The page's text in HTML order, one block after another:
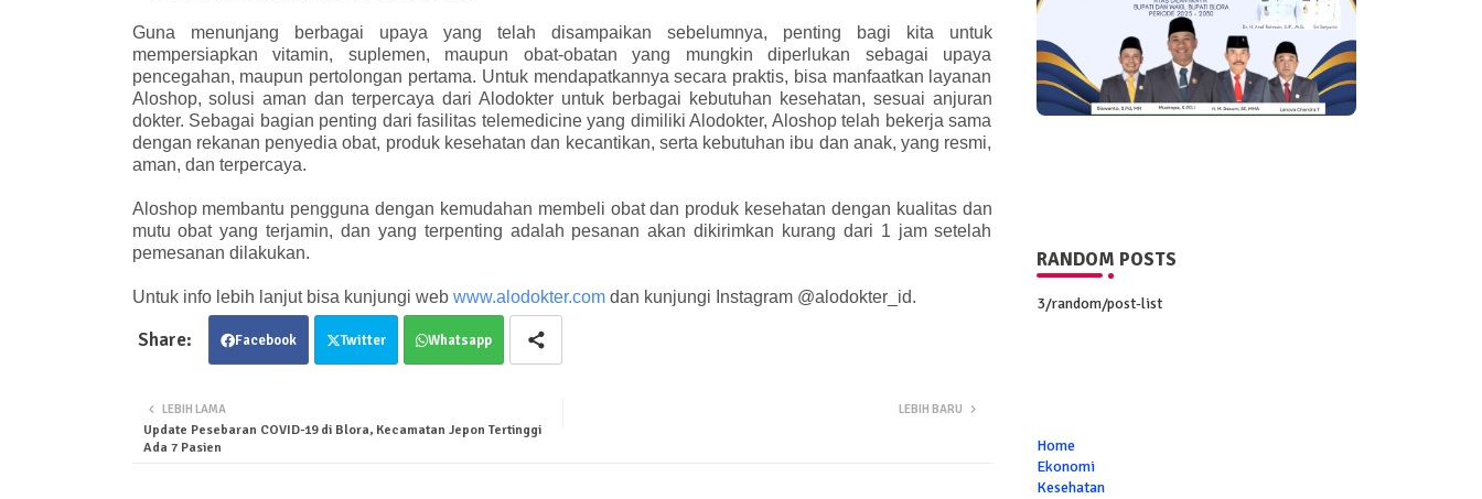
Guna menunjang berbagai upaya yang telah disampaikan sebelumnya, penting bagi kita untuk
mempersiapkan vitamin, suplemen, maupun obat-obatan yang mungkin diperlukan sebagai upaya
pencegahan, maupun pertolongan pertama. Untuk mendapatkannya secara praktis, bisa manfaatkan layanan
Aloshop, solusi aman dan terpercaya dari Alodokter untuk berbagai kebutuhan kesehatan, sesuai anjuran
dokter. Sebagai bagian penting dari fasilitas telemedicine yang dimiliki Alodokter, Aloshop telah bekerja sama
dengan rekanan penyedia obat, produk kesehatan dan kecantikan, serta kebutuhan ibu dan anak, yang resmi,
aman, dan terpercaya.
Aloshop membantu pengguna dengan kemudahan membeli obat dan produk kesehatan dengan kualitas dan
mutu obat yang terjamin, dan yang terpenting adalah pesanan akan dikirimkan kurang dari 1 jam setelah
pemesanan dilakukan.
Untuk info lebih lanjut bisa kunjungi web www.alodokter.comdan kunjungi Instagram @alodokter_id.
Facebook Twitter Whatsapp
LEBIH BARU
LEBIH LAMA
Update Pesebaran COVID-19 di Blora, Kecamatan Jepon Tertinggi
Ada 7 Pasien
RANDOM POSTS
3/random/post-list
Home
Ekonomi
Kesehatan